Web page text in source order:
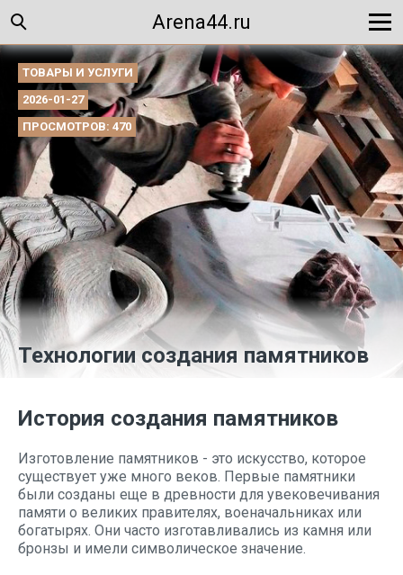
Arena44.ru
ТОВАРЫ И УСЛУГИ
2026-01-27
ПРОСМОТРОВ: 470
Технологии создания памятников
История создания памятников
Изготовление памятников - это искусство, которое
существует уже много веков. Первые памятники
были созданы еще в древности для увековечивания
памяти о великих правителях, военачальниках или
богатырях. Они часто изготавливались из камня или
бронзы и имели символическое значение.